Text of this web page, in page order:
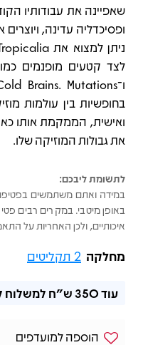
שאפיינה את עבודותיו
ופסיכדליה עדינה, ויוצרים
בחופשיות בין עולמות
ואישית, הממקמת אותו
את גבולות המוזיקה שלו.
לתשומת ליבכם:
במידה ואתם משתמשים בפטיפון
באופן מיטבי. במקרים רבים
איכותיים, ולכן האחריות על
מחלקה 2 תקליטים
עוד350 ש"ח למשלוח
הוספה למועדפים